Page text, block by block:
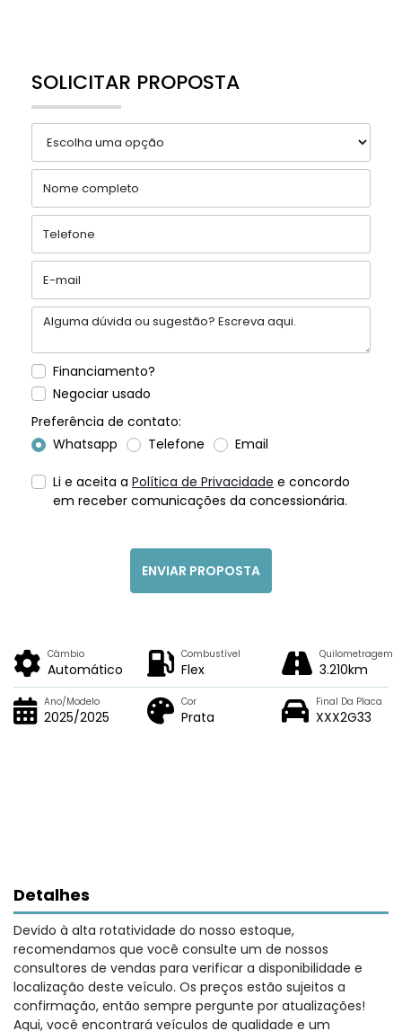
SOLICITAR PROPOSTA
Financiamento?
Negociar usado
Preferência de contato:
Whatsapp
Telefone Email
Li e aceita a Política de Privacidade e concordo
em receber comunicações da concessionária.
ENVIAR PROPOSTA
Câmbio
Automático
Combustível
Flex
Quilometragem
3.210km
Ano/Modelo
2025/2025
Cor
Prata
Final Da Placa
XXX2G33
Detalhes
Devido à alta rotatividade do nosso estoque,
recomendamos que você consulte um de nossos
consultores de vendas para verificar a disponibilidade e
localização deste veículo. Os preços estão sujeitos a
confirmação, então sempre pergunte por atualizações!
Aqui, você encontrará veículos de qualidade e um